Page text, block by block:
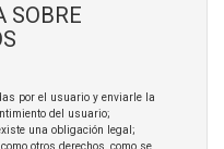
SOBRE
por el usuario y enviarle la
del usuario;
una obligación legal;
otros derechos, como se